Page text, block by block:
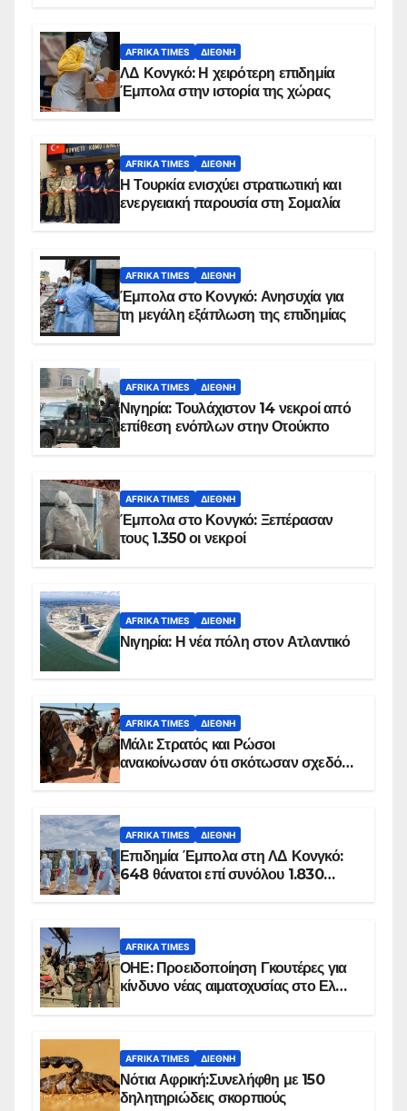
AFRIKA TIMES ΔΙΕΘΝΉ
ΛΔ Κονγκό: Η χειρότερη επιδημία
Έμπολα στην ιστορία της χώρας
AFRIKA TIMES ΔΙΕΘΝΉ
Η Τουρκία ενισχύει στρατιωτική και
ενεργειακή παρουσία στη Σομαλία
AFRIKA TIMES ΔΙΕΘΝΉ
Έμπολα στο Κονγκό: Ανησυχία για
τη μεγάλη εξάπλωση της επιδημίας
AFRIKA TIMES ΔΙΕΘΝΉ
Νιγηρία: Τουλάχιστον 14 νεκροί από
επίθεση ενόπλων στην Οτούκπο
AFRIKA TIMES ΔΙΕΘΝΉ
Έμπολα στο Κονγκό: Ξεπέρασαν
τους 1.350 οι νεκροί
AFRIKA TIMES ΔΙΕΘΝΉ
Νιγηρία: Η νέα πόλη στον Ατλαντικό
AFRIKA TIMES ΔΙΕΘΝΉ
Μάλι: Στρατός και Ρώσοι
ανακοίνωσαν ότι σκότωσαν σχεδόν
AFRIKA TIMES ΔΙΕΘΝΉ
Επιδημία Έμπολα στη ΛΔ Κονγκό:
648 θάνατοι επί συνόλου 1.830
AFRIKA TIMES
ΟΗΕ: Προειδοποίηση Γκουτέρες για
κίνδυνο νέας αιματοχυσίας στο Ελ
AFRIKA TIMES ΔΙΕΘΝΉ
Νότια Αφρική:Συνελήφθη με 150
δηλητηριώδεις σκορπιούς